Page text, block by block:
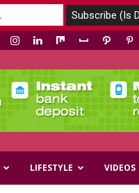
LIFESTYLE VIDEOS